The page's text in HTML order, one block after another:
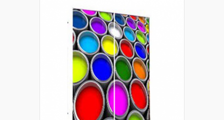
IMPRESSION GRAND FORMAT